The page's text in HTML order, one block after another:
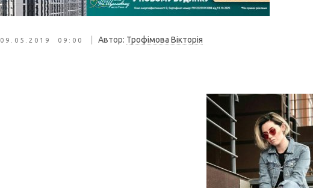
09.05.2019 09:00 Автор: Трофімова Вікторія